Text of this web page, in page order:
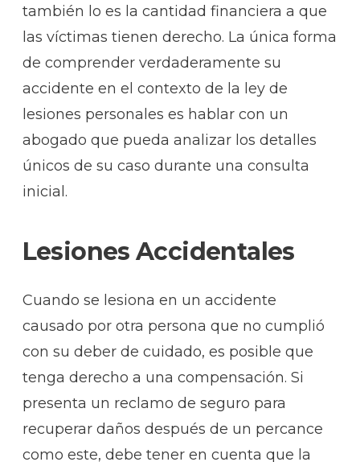
también lo es la cantidad financiera a que
las víctimas tienen derecho. La única forma
de comprender verdaderamente su
accidente en el contexto de la ley de
lesiones personales es hablar con un
abogado que pueda analizar los detalles
únicos de su caso durante una consulta
inicial.
Lesiones Accidentales
Cuando se lesiona en un accidente
causado por otra persona que no cumplió
con su deber de cuidado, es posible que
tenga derecho a una compensación. Si
presenta un reclamo de seguro para
recuperar daños después de un percance
como este, debe tener en cuenta que la